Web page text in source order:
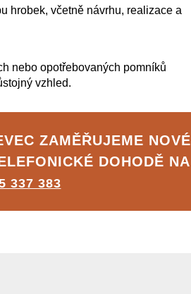
hrobek, včetně návrhu, realizace a
nebo opotřebovaných pomníků
vzhled.
ZAMĚŘUJEME NOVÉ
DOHODĚ NA
337 383